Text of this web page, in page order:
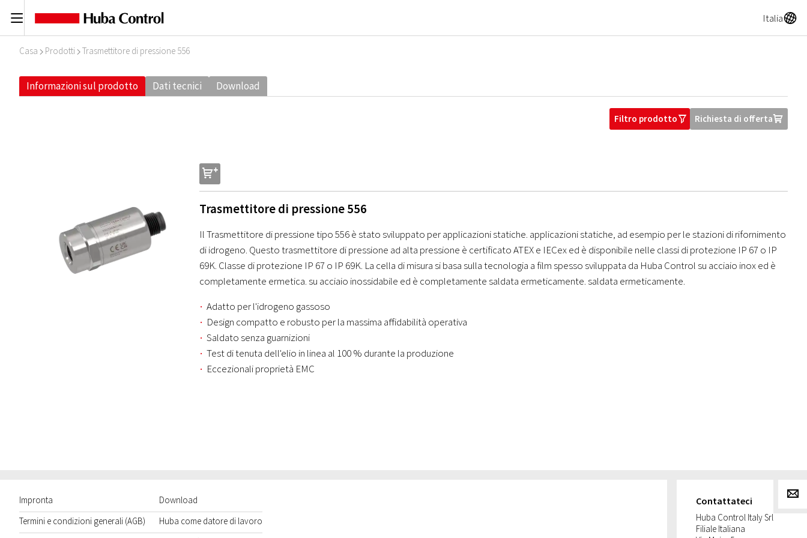
C ItaliaA
Casa I Prodotti I Trasmettitore di pressione 556
Informazioni sul prodotto Dati tecnici Download
Filtro prodottoO Richiesta di offertaU
s
Trasmettitore di pressione 556
Il Trasmettitore di pressione tipo 556 è stato sviluppato per applicazioni statiche. applicazioni statiche, ad esempio per le stazioni di rifornimento
di idrogeno. Questo trasmettitore di pressione ad alta pressione è certificato ATEX e IECex ed è disponibile nelle classi di protezione IP 67 o IP
69K. Classe di protezione IP 67 o IP 69K. La cella di misura si basa sulla tecnologia a film spesso sviluppata da Huba Control su acciaio inox ed è
completamente ermetica. su acciaio inossidabile ed è completamente saldata ermeticamente. saldata ermeticamente.
Adatto per l'idrogeno gassoso
Design compatto e robusto per la massima affidabilità operativa
Saldato senza guarnizioni
Test di tenuta dell'elio in linea al 100 % durante la produzione
Eccezionali proprietà EMC
Impronta
Termini e condizioni generali (AGB)
Download
Huba come datore di lavoro
Contattateci
Huba Control Italy Srl
Filiale Italiana
g